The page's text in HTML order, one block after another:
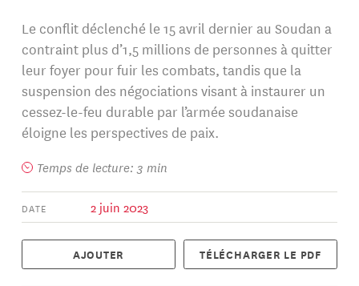
Le conflit déclenché le 15 avril dernier au Soudan a
contraint plus d’1,5 millions de personnes à quitter
leur foyer pour fuir les combats, tandis que la
suspension des négociations visant à instaurer un
cessez-le-feu durable par l’armée soudanaise
éloigne les perspectives de paix.
Temps de lecture: 3 min
DATE 2 juin 2023
AJOUTER TÉLÉCHARGER LE PDF